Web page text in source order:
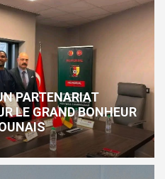
PARTENARIAT
LE GRAND BONHEUR